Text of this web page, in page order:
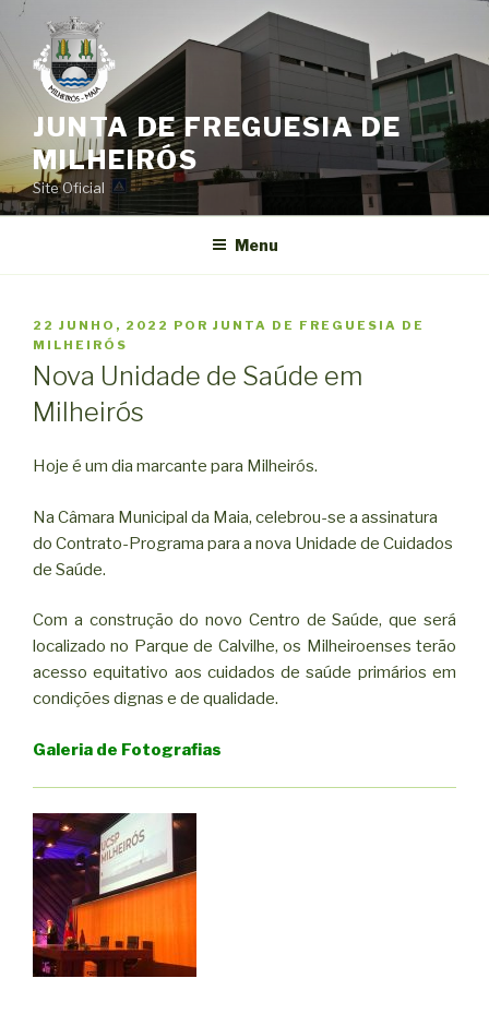
Saltar
o
conteúdo
JUNTA DE FREGUESIA DE
MILHEIRÓS
Site Oficial
Menu
PUBLICADO
EM
22 JUNHO, 2022 POR JUNTA DE FREGUESIA DE
MILHEIRÓS
Nova Unidade de Saúde em
Milheirós
Hoje é um dia marcante para Milheirós.
Na Câmara Municipal da Maia, celebrou-se a assinatura
do Contrato-Programa para a nova Unidade de Cuidados
de Saúde.
Com a construção do novo Centro de Saúde, que será
localizado no Parque de Calvilhe, os Milheiroenses terão
acesso equitativo aos cuidados de saúde primários em
condições dignas e de qualidade.
Galeria de Fotografias